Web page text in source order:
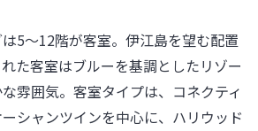
5～12階が客室。伊江島を望む配置
た客室はブルーを基調としたリゾー
雰囲気。客室タイプは、コネクティ
シャンツインを中心に、ハリウッド